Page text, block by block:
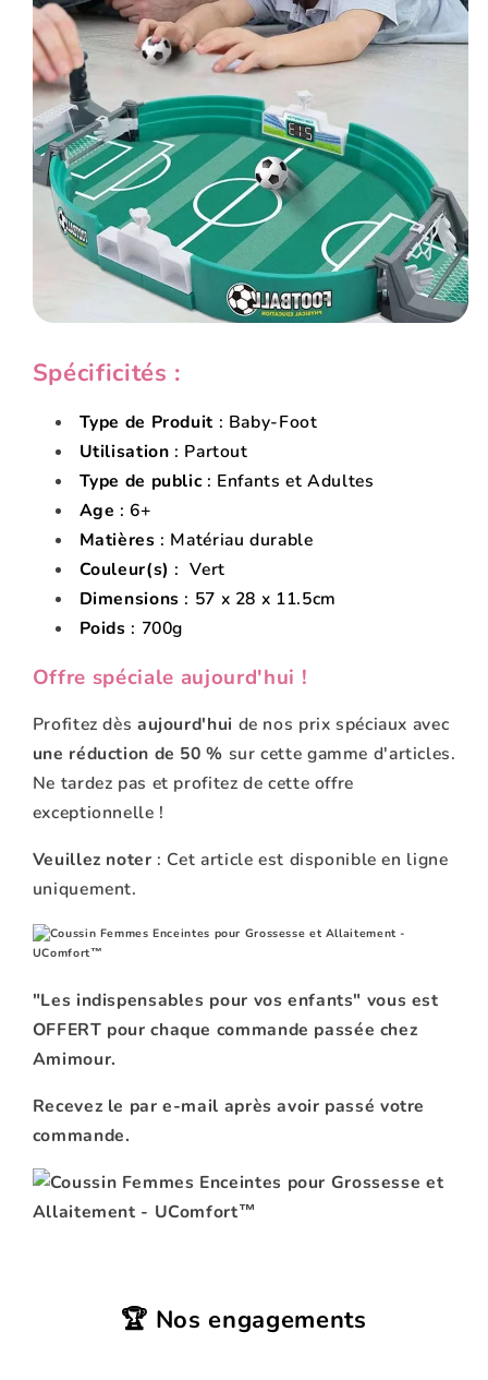
Spécificités :
Type de Produit : Baby-Foot
Utilisation : Partout
Type de public: Enfants et Adultes
Age : 6+
Matières : Matériau durable
Couleur(s) : Vert
Dimensions : 57 x 28 x 11.5cm
Poids : 700g
Offre spéciale aujourd'hui !
Profitez dès aujourd'hui de nos prix spéciaux avec
une réduction de 50 % sur cette gamme d'articles.
Ne tardez pas et profitez de cette offre
exceptionnelle !
Veuillez noter : Cet article est disponible en ligne
uniquement.
"Les indispensables pour vos enfants" vous est
OFFERT pour chaque commande passée chez
Amimour.
Recevez le par e-mail après avoir passé votre
commande.
🏆 Nos engagements